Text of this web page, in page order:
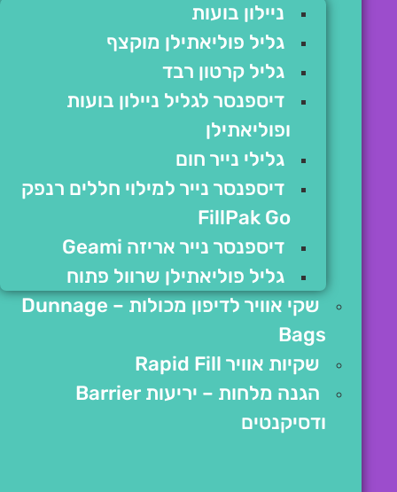
ניילון בועות
גליל פוליאתילן מוקצף
גליל קרטון רבד
דיספנסר לגליל ניילון בועות
ופוליאתילן
גלילי נייר חום
דיספנסר נייר למילוי חללים רנפק
FillPak Go
דיספנסר נייר אריזה Geami
גליל פוליאתילן שרוול פתוח
שקי אוויר לדיפון מכולות – Dunnage
Bags
שקיות אוויר Rapid Fill
הגנה מלחות – יריעות Barrier
ודסיקנטים